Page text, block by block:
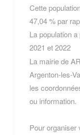
Cette
47,04 % par
La population
2021 et 2022
La mairie de
Argenton-les-
les
ou information.
Pour organiser